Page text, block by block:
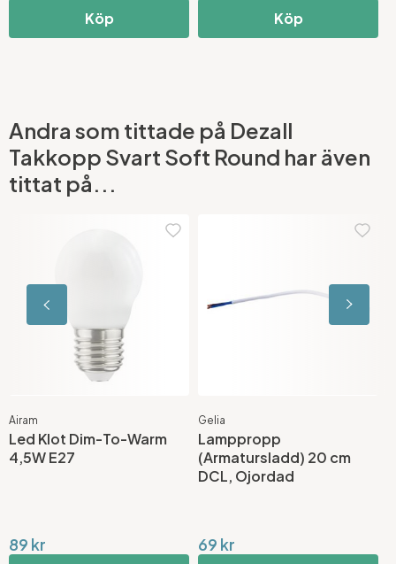
Köp Köp
Andra som tittade på Dezall
Takkopp Svart Soft Round har även
tittat på...
Airam
Led Klot Dim-To-Warm
4,5W E27
89 kr
Gelia
Lamppropp
(Armatursladd) 20 cm
DCL, Ojordad
69 kr